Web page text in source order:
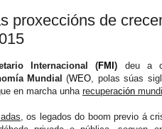
proxeccións de
Internacional (FMI) deu a
Mundial(WEO , polas súas
en marcha unha recuperación
os legados do boom previo á